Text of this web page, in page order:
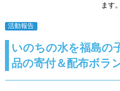
ます。
活動報告
いのちの水を福島の
品の寄付＆配布ボラ